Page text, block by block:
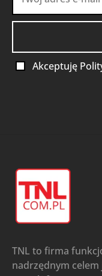
Akceptuję
TNL to firma
nadrzędnym celem